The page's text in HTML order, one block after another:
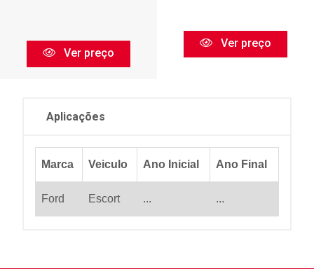
Ver preço
Ver preço
Aplicações
Marca Veiculo Ano Inicial Ano Final
Ford Escort ... ...